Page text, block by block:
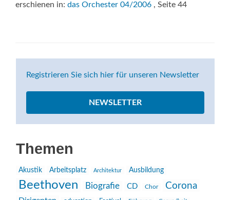
erschienen in: das Orchester 04/2006 , Seite 44
Registrieren Sie sich hier für unseren Newsletter
NEWSLETTER
Themen
Akustik Arbeitsplatz Architektur Ausbildung
Beethoven Biografie CD Chor Corona